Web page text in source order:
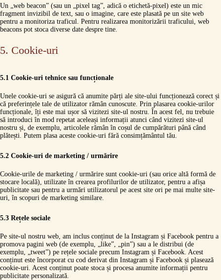
Un „web beacon” (sau un „pixel tag”, adică o etichetă-pixel) este un mic
fragment invizibil de text, sau o imagine, care este plasată pe un site web
pentru a monitoriza traficul. Pentru realizarea monitorizării traficului, web
beacons pot stoca diverse date despre tine.
5. Cookie-uri
5.1 Cookie-uri tehnice sau funcționale
Unele cookie-uri se asigură că anumite părți ale site-ului funcționează corect și
că preferințele tale de utilizator rămân cunoscute. Prin plasarea cookie-urilor
funcționale, îți este mai ușor să vizitezi site-ul nostru. În acest fel, nu trebuie
să introduci în mod repetat aceleași informații atunci când vizitezi site-ul
nostru și, de exemplu, articolele rămân în coșul de cumpărături până când
plătești. Putem plasa aceste cookie-uri fără consimțământul tău.
5.2 Cookie-uri de marketing / urmărire
Cookie-urile de marketing / urmărire sunt cookie-uri (sau orice altă formă de
stocare locală), utilizate în crearea profilurilor de utilizator, pentru a afișa
publicitate sau pentru a urmări utilizatorul pe acest site ori pe mai multe site-
uri, în scopuri de marketing similare.
5.3 Rețele sociale
Pe site-ul nostru web, am inclus conținut de la Instagram și Facebook pentru a
promova pagini web (de exemplu, „like”, „pin”) sau a le distribui (de
exemplu, „tweet”) pe rețele sociale precum Instagram și Facebook. Acest
conținut este încorporat cu cod derivat din Instagram și Facebook și plasează
cookie-uri. Acest conținut poate stoca și procesa anumite informații pentru
publicitate personalizată.